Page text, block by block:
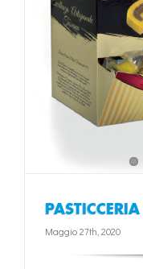
Maggio 27th, 2020